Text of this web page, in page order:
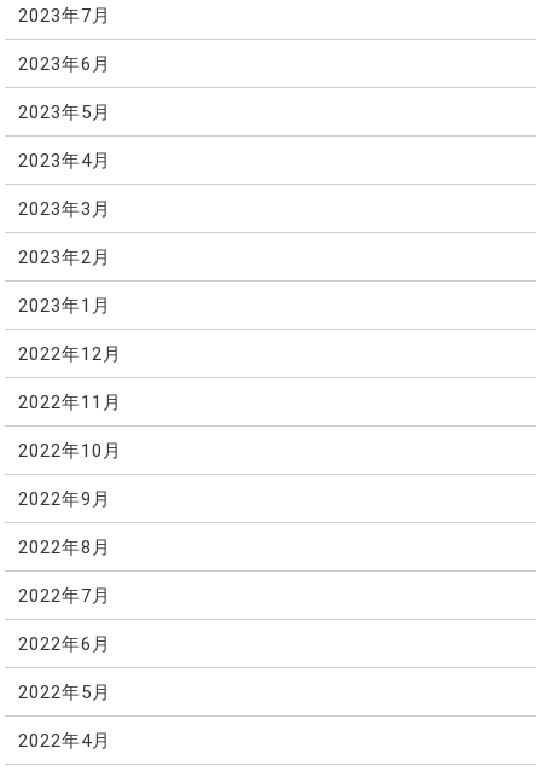
2023年7月
2023年6月
2023年5月
2023年4月
2023年3月
2023年2月
2023年1月
2022年12月
2022年11月
2022年10月
2022年9月
2022年8月
2022年7月
2022年6月
2022年5月
2022年4月